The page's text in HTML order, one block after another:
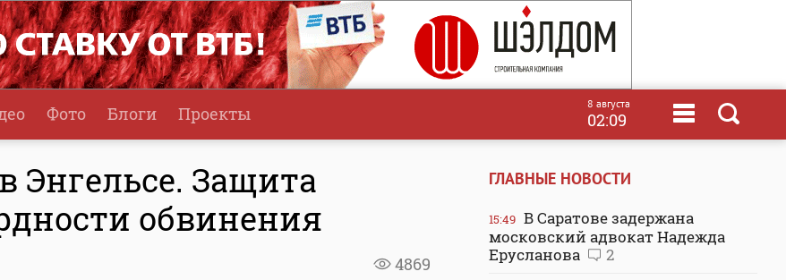
Фото Блоги Проекты 8 августа
02:09
Энгельсе. Защита
обвинения
4869
ГЛАВНЫЕ НОВОСТИ
15:49 В Саратове задержана
московский адвокат Надежда
Ерусланова
2